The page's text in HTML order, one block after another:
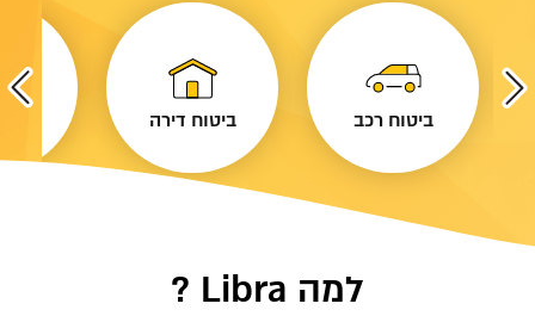
ביטוח רכב ביטוח דירה
למה Libra ?